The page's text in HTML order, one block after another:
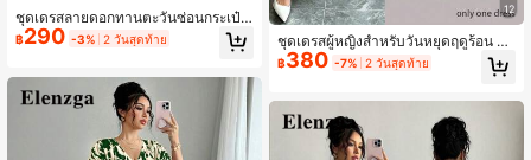
ชุดเดรสลายดอกทานตะวันซ่อนกระเป๋า
ชุดลำลองสำหรับวันหยุดพักผ่อน ฤดูร้อน
สีดำหรูหรา
฿290 -3% 2 วันสุดท้าย
12
ชุดเดรสผู้หญิงสำหรับวันหยุดฤดูร้อน ลา
ยดอกไม้พิมพ์สีสดใส ดีไซน์ต่อผ้าช่วงเอ
ว สไตล์หรูหรา เหมาะเป็นของขวัญวันห
฿380 -7% 2 วันสุดท้าย